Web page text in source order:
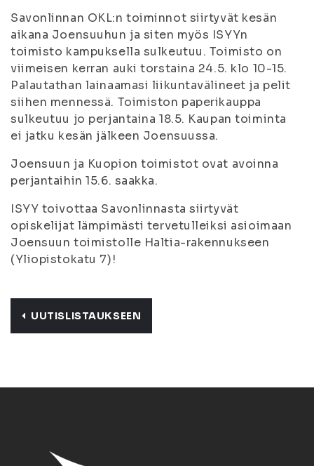
Savonlinnan OKL:n toiminnot siirtyvät kesän
aikana Joensuuhun ja siten myös ISYYn
toimisto kampuksella sulkeutuu. Toimisto on
viimeisen kerran auki torstaina 24.5. klo 10-15.
Palautathan lainaamasi liikuntavälineet ja pelit
siihen mennessä. Toimiston paperikauppa
sulkeutuu jo perjantaina 18.5. Kaupan toiminta
ei jatku kesän jälkeen Joensuussa.
Joensuun ja Kuopion toimistot ovat avoinna
perjantaihin 15.6. saakka.
ISYY toivottaa Savonlinnasta siirtyvät
opiskelijat lämpimästi tervetulleiksi asioimaan
Joensuun toimistolle Haltia-rakennukseen
(Yliopistokatu 7)!
UUTISLISTAUKSEEN